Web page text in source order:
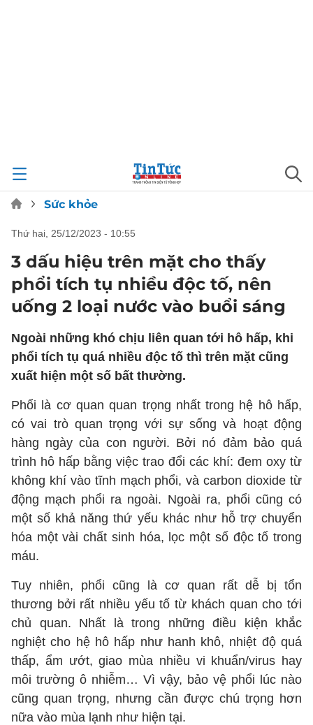
Sức khỏe
thứ hai, 25/12/2023 - 10:55
3 dấu hiệu trên mặt cho thấy
phổi tích tụ nhiều độc tố, nên
uống 2 loại nước vào buổi sáng
Ngoài những khó chịu liên quan tới hô hấp, khi
phổi tích tụ quá nhiều độc tố thì trên mặt cũng
xuất hiện một số bất thường.
Phổi là cơ quan quan trọng nhất trong hệ hô hấp,
có vai trò quan trọng với sự sống và hoạt động
hàng ngày của con người. Bởi nó đảm bảo quá
trình hô hấp bằng việc trao đổi các khí: đem oxy từ
không khí vào tĩnh mạch phổi, và carbon dioxide từ
động mạch phổi ra ngoài. Ngoài ra, phổi cũng có
một số khả năng thứ yếu khác như hỗ trợ chuyển
hóa một vài chất sinh hóa, lọc một số độc tố trong
máu.
Tuy nhiên, phổi cũng là cơ quan rất dễ bị tổn
thương bởi rất nhiều yếu tố từ khách quan cho tới
chủ quan. Nhất là trong những điều kiện khắc
nghiệt cho hệ hô hấp như hanh khô, nhiệt độ quá
thấp, ẩm ướt, giao mùa nhiều vi khuẩn/virus hay
môi trường ô nhiễm… Vì vậy, bảo vệ phổi lúc nào
cũng quan trọng, nhưng cần được chú trọng hơn
nữa vào mùa lạnh như hiện tại.